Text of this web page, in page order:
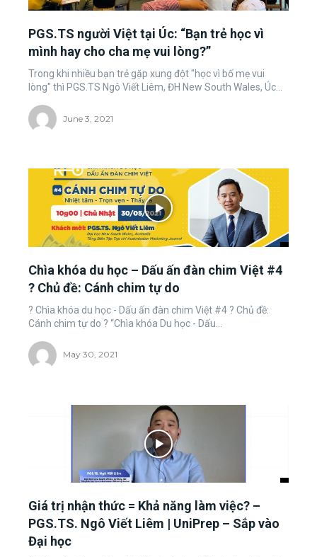
PGS.TS người Việt tại Úc: “Bạn trẻ học vì
mình hay cho cha mẹ vui lòng?”
Trong khi nhiều bạn trẻ gặp xung đột "học vì bố mẹ vui
lòng" thì PGS.TS Ngô Viết Liêm, ĐH New South Wales, Úc...
June 3, 2021
Chìa khóa du học – Dấu ấn đàn chim Việt #4
? Chủ đề: Cánh chim tự do
? Chìa khóa du học - Dấu ấn đàn chim Việt #4 ? Chủ đề:
Cánh chim tự do ? “Chìa khóa Du học - Dấu...
May 30, 2021
Giá trị nhận thức = Khả năng làm việc? –
PGS.TS. Ngô Viết Liêm | UniPrep – Sắp vào
Đại học